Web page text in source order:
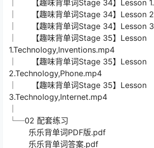
│ 【趣味背单词Stage 34】Lesson
│ 【趣味背单词Stage 34】Lesson
│ 【趣味背单词Stage 34】Lesson
│ 【趣味背单词Stage 35】Lesson
1.Technology,Inventions.mp4
│ 【趣味背单词Stage 35】Lesson
2.Technology,Phone.mp4
│ 【趣味背单词Stage 35】Lesson
3.Technology,Internet.mp4
└─02 配套练习
乐乐背单词PDF版.pdf
乐乐背单词答案.pdf